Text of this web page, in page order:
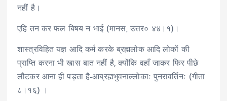
नहीं है।
एहि तन कर फल बिषय न भाई (मानस, उत्तर० ४४।१)।
शास्त्रविहित यज्ञ आदि कर्म करके ब्रह्मलोक आदि लोकों की
प्राप्ति करना भी खास बात नहीं है, क्योंकि वहाँ जाकर फिर पीछे
लौटकर आना ही पड़ता है-आब्रह्मभुवनाल्लोकाः पुनरावर्तिनः (गीता
८।१६) ।